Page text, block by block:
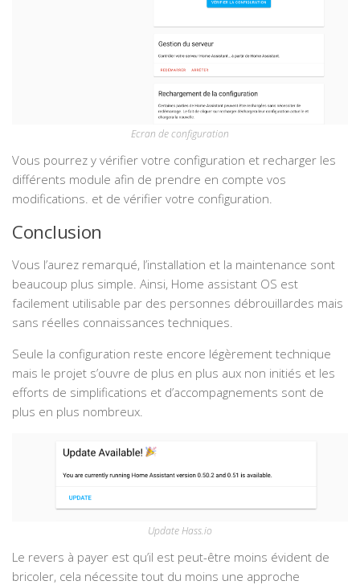
Ecran de configuration
Vous pourrez y vérifier votre configuration et recharger les
différents module afin de prendre en compte vos
modifications. et de vérifier votre configuration.
Conclusion
Vous l’aurez remarqué, l’installation et la maintenance sont
beaucoup plus simple. Ainsi, Home assistant OS est
facilement utilisable par des personnes débrouillardes mais
sans réelles connaissances techniques.
Seule la configuration reste encore légèrement technique
mais le projet s’ouvre de plus en plus aux non initiés et les
efforts de simplifications et d’accompagnements sont de
plus en plus nombreux.
Update Hass.io
Le revers à payer est qu’il est peut-être moins évident de
bricoler, cela nécessite tout du moins une approche